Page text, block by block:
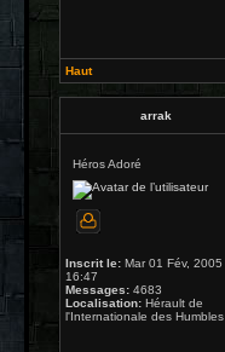
Haut
arrak
Héros Adoré
Inscrit le: Mar 01 Fév, 2005
16:47
Messages: 4683
Localisation: Hérault de
l'Internationale des Humbles